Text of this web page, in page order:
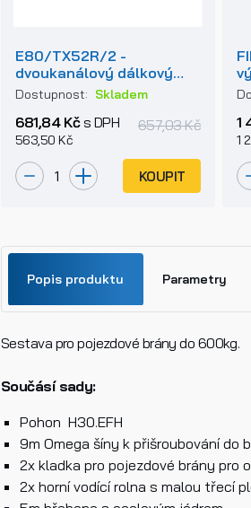
E80/TX52R/2 -
dvoukanálový dálkový
ovladač pro pohony
Roger Technology
Dostupnost: Skladem
681,84 Kčs DPH
563,50 Kč
657,03 Kč
KOUPIT
1
1
Popis produktu Parametry
Sestava pro pojezdové brány do 600kg.
Součásí sady:
Pohon H30.EFH
9m Omega šíny k přišroubování do
2x kladka pro pojezdové brány pro
2x horní vodící rolna s malou třecí
Jméno
Telefon
Dotaz k produktu